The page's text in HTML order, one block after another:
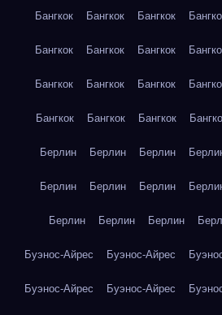
Бангкок Бангкок Бангкок
Бангкок Бангкок Бангкок
Бангкок Бангкок Бангкок
Бангкок Бангкок Бангкок
Берлин Берлин Берлин
Берлин Берлин Берлин
Берлин Берлин Берлин
Буэнос-Айрес Буэнос-Айрес
Буэнос-Айрес Буэнос-Айрес